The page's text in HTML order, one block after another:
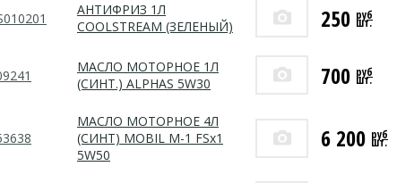
АНТИФРИЗ 1Л
COOLSTREAM (ЗЕЛЕНЫЙ)
250 руб
шт.
МАСЛО МОТОРНОЕ 1Л
(СИНТ.) ALPHAS 5W30
700 руб
шт.
МАСЛО МОТОРНОЕ 4Л
(СИНТ) MОBIL M-1 FSx1
5W50
6 200 руб
шт.